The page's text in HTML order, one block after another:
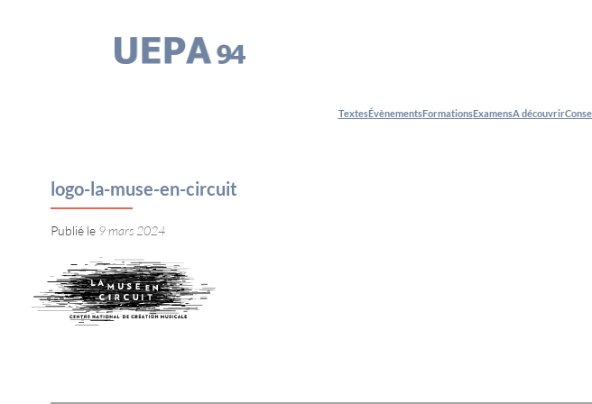
TextesÉvènementsFormationsExamensA découvrir
logo-la-muse-en-circuit
9 mars 2024